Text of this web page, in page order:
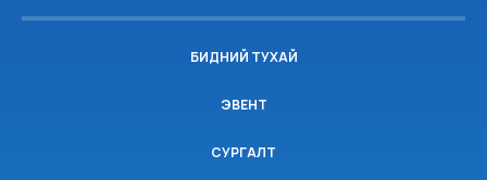
БИДНИЙ ТУХАЙ
ЭВЕНТ
СУРГАЛТ